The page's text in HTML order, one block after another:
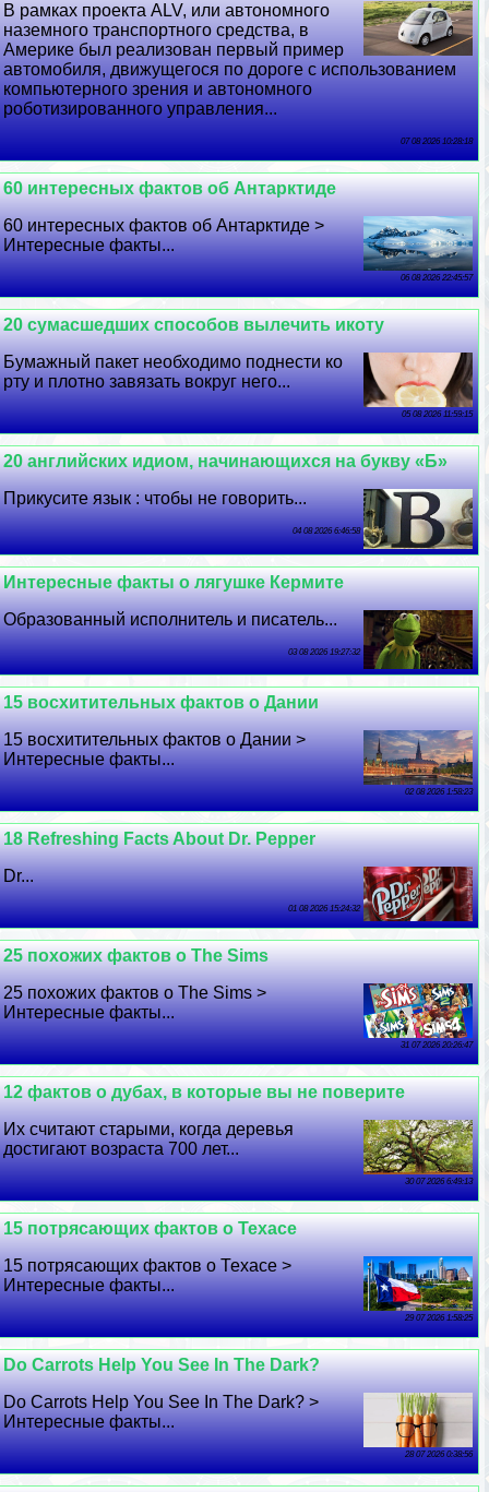
В рамках проекта ALV, или автономного
наземного трaнcпортного средства, в
Америке был реализован первый пример
автомобиля, движущегося по дороге с использованием
компьютерного зрения и автономного
роботизированного управления...
07 08 2026 10:28:18
60 интересных фактов об Антарктиде
60 интересных фактов об Антарктиде >
Интересные факты...
06 08 2026 22:45:57
20 cyмacшедших способов вылечить икоту
Бумажный пакет необходимо поднести ко
рту и плотно завязать вокруг него...
05 08 2026 11:59:15
20 английских идиом, начинающихся на букву «Б»
Прикусите язык : чтобы не говорить...
04 08 2026 6:46:58
Интересные факты о лягушке Кермите
Образованный исполнитель и писатель...
03 08 2026 19:27:32
15 восхитительных фактов о Дании
15 восхитительных фактов о Дании >
Интересные факты...
02 08 2026 1:58:23
18 Refreshing Facts About Dr. Pepper
Dr...
01 08 2026 15:24:32
25 похожих фактов о The Sims
25 похожих фактов о The Sims >
Интересные факты...
31 07 2026 20:26:47
12 фактов о дубах, в которые вы не поверите
Их считают старыми, когда деревья
достигают возраста 700 лет...
30 07 2026 6:49:13
15 потрясающих фактов о Техасе
15 потрясающих фактов о Техасе >
Интересные факты...
29 07 2026 1:58:25
Do Carrots Help You See In The Dark?
Do Carrots Help You See In The Dark? >
Интересные факты...
28 07 2026 0:38:56